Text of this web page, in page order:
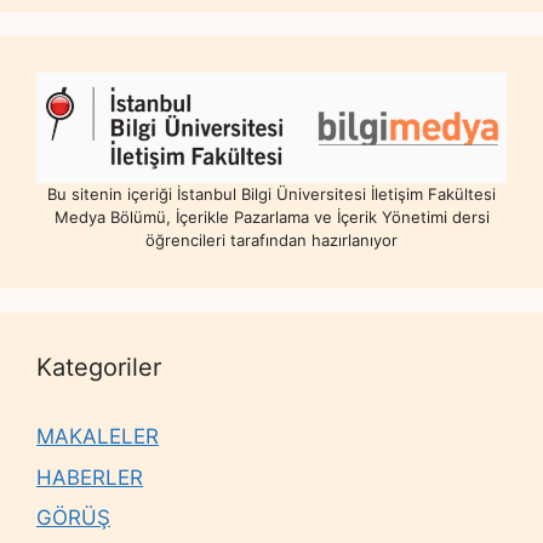
Bu sitenin içeriği İstanbul Bilgi Üniversitesi İletişim Fakültesi
Medya Bölümü, İçerikle Pazarlama ve İçerik Yönetimi dersi
öğrencileri tarafından hazırlanıyor
Kategoriler
MAKALELER
HABERLER
GÖRÜŞ